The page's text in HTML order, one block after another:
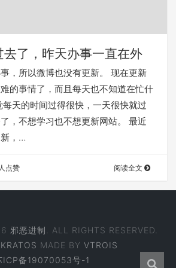
去了，昨天办事一直在外
，所以微博也没有更新。 现在更新
的事情了，而且每天也不知道在忙什
天的时间过得很快，一天很快就过
，不想学习也不想更新网站。 最近
，…
点赞 阅读全文
邪恶进制 . ALL RIGHTS RESERVED.
KRATOS MADE BY VTROIS
ICP备19070053号-1